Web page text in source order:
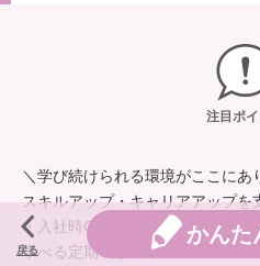
注目ポ
＼学び続けられる環境がここにあ
スキルアップ・キャリアアップを
・入社時CM研修（入社時）／初
学べる定期研修
戻る
かんた